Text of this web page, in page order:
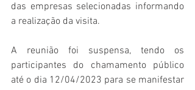
das empresas selecionadas informando
a realização da visita.
A reunião foi suspensa, tendo os
participantes do chamamento público
até o dia 12/04/2023 para se manifestar